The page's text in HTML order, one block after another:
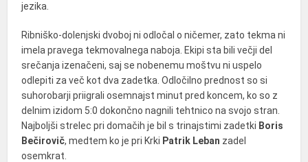
jezika.
Ribniško-dolenjski dvoboj ni odločal o ničemer, zato tekma ni
imela pravega tekmovalnega naboja. Ekipi sta bili večji del
srečanja izenačeni, saj se nobenemu moštvu ni uspelo
odlepiti za več kot dva zadetka. Odločilno prednost so si
suhorobarji priigrali osemnajst minut pred koncem, ko so z
delnim izidom 5:0 dokončno nagnili tehtnico na svojo stran.
Najboljši strelec pri domačih je bil s trinajstimi zadetki Boris
Bečirovič, medtem ko je pri Krki Patrik Leban zadel
osemkrat.